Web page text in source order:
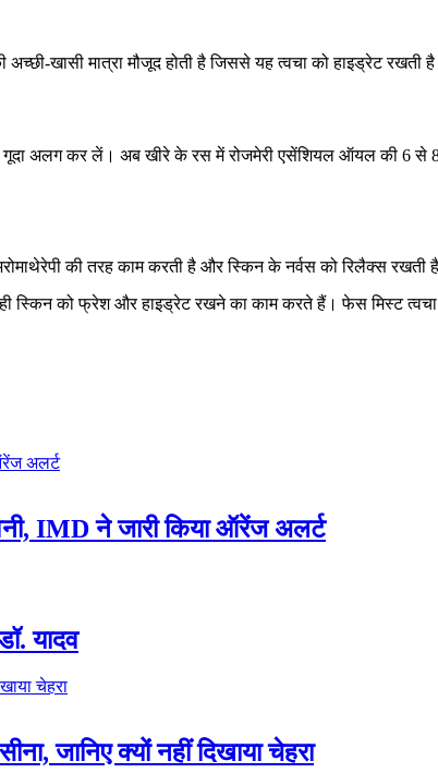
खासी मात्रा मौजूद होती है जिससे यह त्वचा को हाइड्रेट
अलग कर लें। अब खीरे के रस में रोजमेरी एसेंशियल ऑयल की 6 से
की तरह काम करती है और स्किन के नर्वस को रिलैक्स
ही स्किन को फ्रेश और हाइड्रेट रखने का काम करते हैं। फेस मिस्ट
IMD ने जारी किया ऑरेंज अलर्ट
यादव
जानिए क्यों नहीं दिखाया चेहरा